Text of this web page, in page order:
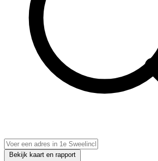
Bekijk kaart en rapport